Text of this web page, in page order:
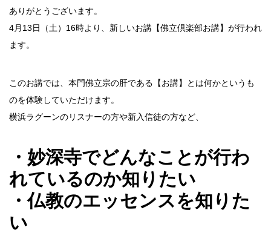
ありがとうございます。
4月13日（土）16時より、新しいお講【佛立倶楽部お講】が行われ
ます。
このお講では、本門佛立宗の肝である【お講】とは何かというも
のを体験していただけます。
横浜ラグーンのリスナーの方や新入信徒の方など、
・妙深寺でどんなことが行わ
れているのか知りたい
・仏教のエッセンスを知りた
い